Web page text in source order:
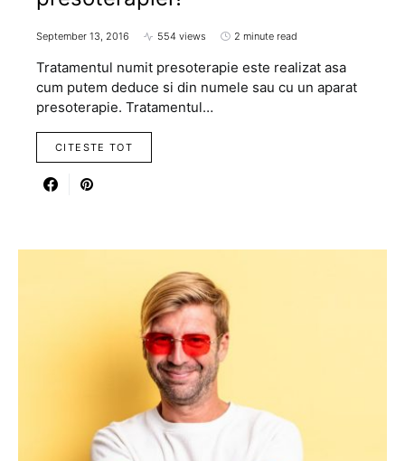
September 13, 2016 554 views 2 minute read
Tratamentul numit presoterapie este realizat asa
cum putem deduce si din numele sau cu un aparat
presoterapie. Tratamentul…
CITESTE TOT